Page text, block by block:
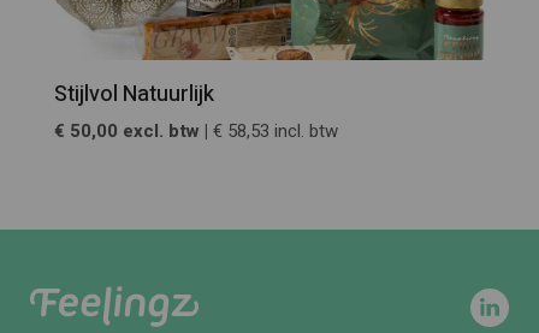
Stijlvol Natuurlijk
€ 50,00 excl. btw | € 58,53 incl. btw